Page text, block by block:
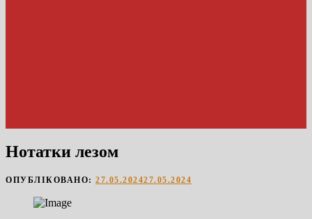
Нотатки лезом
ОПУБЛІКОВАНО: 27.05.202427.05.2024